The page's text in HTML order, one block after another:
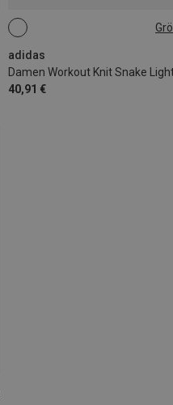
adidas
40,91 €
XS